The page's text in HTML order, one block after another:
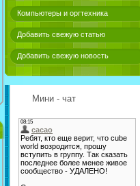
Компьютеры и оргтехника
Добавить свежую статью
Добавить свежую новость
Мини - чат